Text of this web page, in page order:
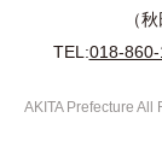
（
TEL:018-
AKITA Prefecture